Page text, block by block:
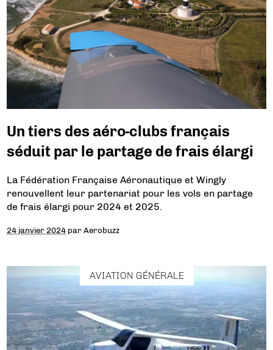
Un tiers des aéro-clubs français
séduit par le partage de frais élargi
La Fédération Française Aéronautique et Wingly
renouvellent leur partenariat pour les vols en partage
de frais élargi pour 2024 et 2025.
24 janvier 2024 parAerobuzz
AVIATION GÉNÉRALE